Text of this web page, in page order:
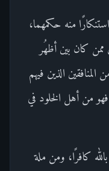
منه حكمهما،
ممن كان بين أظهُر
الذين فيهم
وفي أشكالهم هذه الآية = (55) فهو من أهل الخلود في
كافرًا، ومن ملة